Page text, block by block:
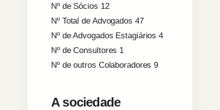
Nº de Sócios 12
Nº Total de Advogados 47
Nº de Advogados Estagiários 4
Nº de Consultores 1
Nº de outros Colaboradores 9
A sociedade